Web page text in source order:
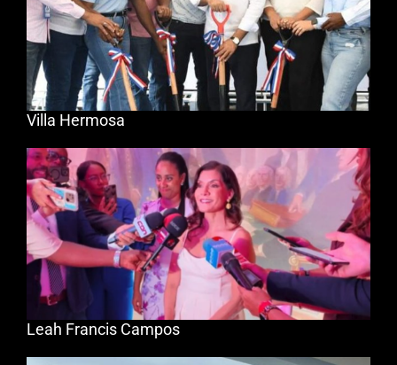
Villa Hermosa
Leah Francis Campos